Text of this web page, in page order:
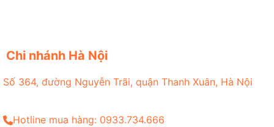
Chi nhánh Hà Nội
Số 364, đường Nguyễn Trãi, quận Thanh Xuân, Hà Nội
Hotline mua hàng: 0933.734.666